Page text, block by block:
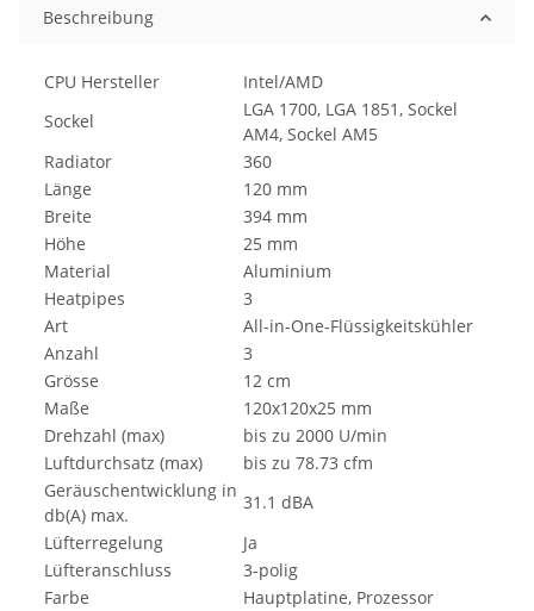
Beschreibung
CPU Hersteller
Intel/AMD
Sockel
LGA 1700, LGA 1851, Sockel
AM4, Sockel AM5
Radiator
360
Länge
120 mm
Breite
394 mm
Höhe
25 mm
Material
Aluminium
Heatpipes
3
Art
All-in-One-Flüssigkeitskühler
Anzahl
3
Grösse
12 cm
Maße
120x120x25 mm
Drehzahl (max)
bis zu 2000 U/min
Luftdurchsatz (max)
bis zu 78.73 cfm
Geräuschentwicklung in
db(A) max.
31.1 dBA
Lüfterregelung
Ja
Lüfteranschluss
3-polig
Farbe
Hauptplatine, Prozessor